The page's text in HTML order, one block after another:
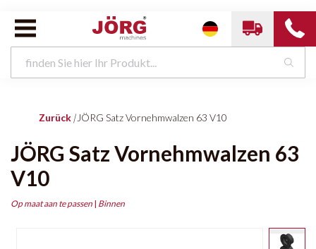
Zurück | JÖRG Satz Vornehmwalzen 63 V10
JÖRG Satz Vornehmwalzen 63
V10
Op maat aan te passen | Binnen